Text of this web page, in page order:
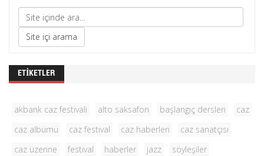
ETIKETLER
akbank caz festivali alto saksafon başlangıç dersleri
caz
caz albümü
caz festival caz haberleri
caz sanatçısı
caz üzerine
festival haberler jazz söyleşiler